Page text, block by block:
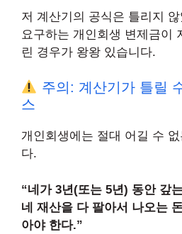
저 계산기의 공식은 틀리지
요구하는 개인회생 변제금이
린 경우가 왕왕 있습니다.
주의: 계산기가 틀릴
스
개인회생에는 절대 어길 수
다.
“네가 3년(또는 5년) 동안 갚
네 재산을 다 팔아서 나오는
아야 한다.”